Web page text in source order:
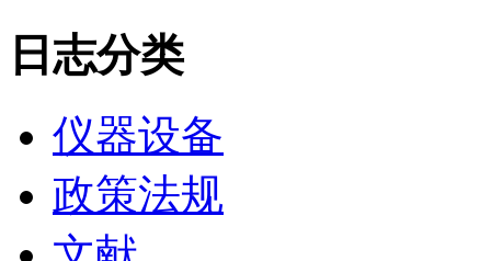
日志分类
仪器设备
政策法规